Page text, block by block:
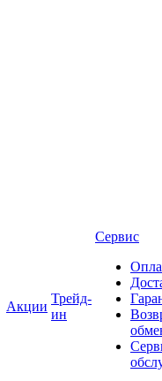
Акции
Трейд-
ин
Сервис